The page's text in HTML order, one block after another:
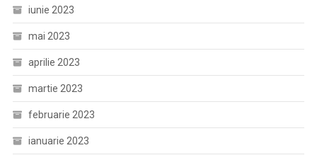
iunie 2023
mai 2023
aprilie 2023
martie 2023
februarie 2023
ianuarie 2023